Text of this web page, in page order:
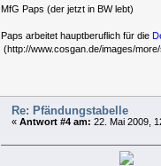
MfG Paps (der jetzt in BW lebt)
Paps arbeitet hauptberuflich für die
(http://www.cosgan.de/images/
Re: Pfändungstabelle
«Antwort #4 am: 22. Mai 2009,